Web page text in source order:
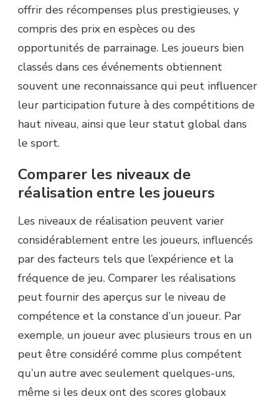
offrir des récompenses plus prestigieuses, y
compris des prix en espèces ou des
opportunités de parrainage. Les joueurs bien
classés dans ces événements obtiennent
souvent une reconnaissance qui peut influencer
leur participation future à des compétitions de
haut niveau, ainsi que leur statut global dans
le sport.
Comparer les niveaux de
réalisation entre les joueurs
Les niveaux de réalisation peuvent varier
considérablement entre les joueurs, influencés
par des facteurs tels que l’expérience et la
fréquence de jeu. Comparer les réalisations
peut fournir des aperçus sur le niveau de
compétence et la constance d’un joueur. Par
exemple, un joueur avec plusieurs trous en un
peut être considéré comme plus compétent
qu’un autre avec seulement quelques-uns,
même si les deux ont des scores globaux